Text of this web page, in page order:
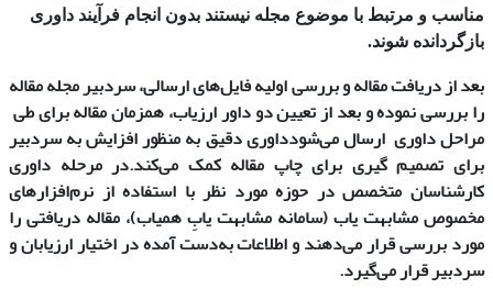
مناسب و مرتبط با موضوع مجله نیستند بدون انجام فرآیند داوری
بازگردانده شوند.
بعد از دریافت مقاله و بررسی اولیه فایل‌های ارسالی، سردبیر مجله مقاله
را بررسی نموده و بعد از تعیین دو داور ارزیاب، همزمان مقاله برای طی
مراحل داوری ارسال می‌شودداوری دقیق به منظور افزایش به سردبیر
برای تصمیم گیری برای چاپ مقاله کمک می‌کند.در مرحله داوری
کارشناسان متخصص در حوزه مورد نظر با استفاده از نرم‌افزارهای
مخصوص مشابهت یاب (سامانه مشابهت یابِ همیاب)، مقاله دریافتی را
مورد بررسی قرار می‌دهند و اطلاعات به‌دست آمده در اختیار ارزیابان و
سردبیر قرار می‌گیرد.